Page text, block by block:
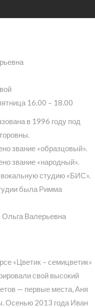
16.00 – 18.00
в 1996 году под
звание «образцовый».
звание «народный».
студию «БИС».
была Римма
Ольга Валерьевна
«Цветик – семицветик»
свой высокий
— первые места, Аня
Осенью 2013 года Иван